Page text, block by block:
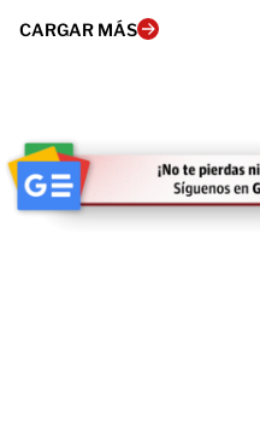
CARGAR MÁS